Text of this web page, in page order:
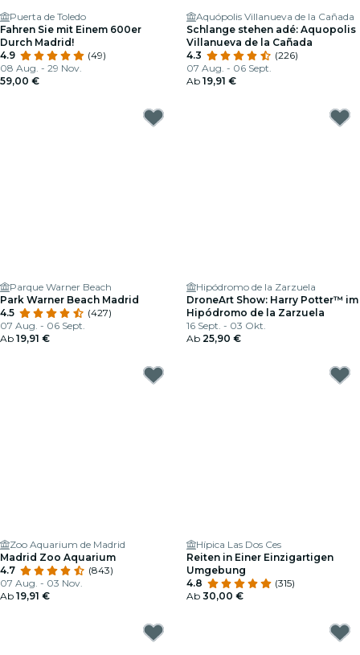
Puerta de Toledo
Fahren Sie mit Einem 600er
Durch Madrid!
4.9
(49)
08 Aug. - 29 Nov.
59,00 €
Aquópolis Villanueva de la Cañada
Schlange stehen adé: Aquopolis
Villanueva de la Cañada
4.3
(226)
07 Aug. - 06 Sept.
Ab 19,91 €
Parque Warner Beach
Park Warner Beach Madrid
4.5
(427)
07 Aug. - 06 Sept.
Ab 19,91 €
Hipódromo de la Zarzuela
DroneArt Show: Harry Potter™ im
Hipódromo de la Zarzuela
16 Sept. - 03 Okt.
Ab 25,90 €
Zoo Aquarium de Madrid
Madrid Zoo Aquarium
4.7
(843)
07 Aug. - 03 Nov.
Ab 19,91 €
Hípica Las Dos Ces
Reiten in Einer Einzigartigen
Umgebung
4.8
(315)
Ab 30,00 €